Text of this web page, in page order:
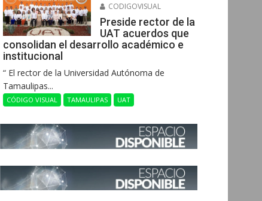
CODIGOVISUAL
Preside rector de la
UAT acuerdos que
consolidan el desarrollo académico e
institucional
“ El rector de la Universidad Autónoma de
Tamaulipas...
CÓDIGO VISUAL TAMAULIPAS UAT